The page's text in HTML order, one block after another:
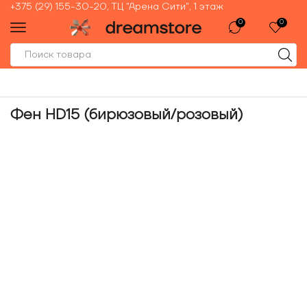
+375 (29) 155-30-20, ТЦ "Арена Сити", 1 этаж
0 0
Фен HD15 (бирюзовый/розовый)